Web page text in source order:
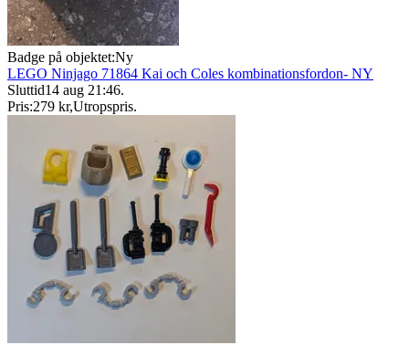
Badge på objektet:Ny
LEGO Ninjago 71864 Kai och Coles kombinationsfordon- NY
Sluttid14 aug 21:46.
Pris:279 kr,Utropspris.